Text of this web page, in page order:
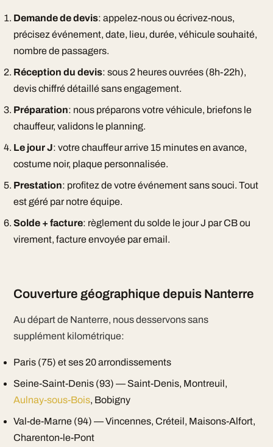
Demande de devis: appelez-nous ou écrivez-nous,
précisez événement, date, lieu, durée, véhicule souhaité,
nombre de passagers.
Réception du devis: sous 2 heures ouvrées (8h-22h),
devis chiffré détaillé sans engagement.
Préparation: nous préparons votre véhicule, briefons le
chauffeur, validons le planning.
Le jour J: votre chauffeur arrive 15 minutes en avance,
costume noir, plaque personnalisée.
Prestation: profitez de votre événement sans souci. Tout
est géré par notre équipe.
Solde + facture: règlement du solde le jour J par CB ou
virement, facture envoyée par email.
Couverture géographique depuis Nanterre
Au départ de Nanterre, nous desservons sans
supplément kilométrique:
Paris (75) et ses 20 arrondissements
Seine-Saint-Denis (93) — Saint-Denis, Montreuil,
Aulnay-sous-Bois, Bobigny
Val-de-Marne (94) — Vincennes, Créteil, Maisons-Alfort,
Charenton-le-Pont